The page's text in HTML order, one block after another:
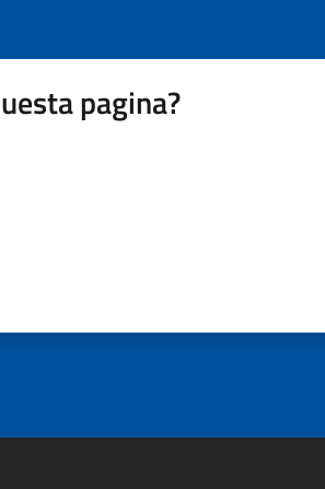
pagina?